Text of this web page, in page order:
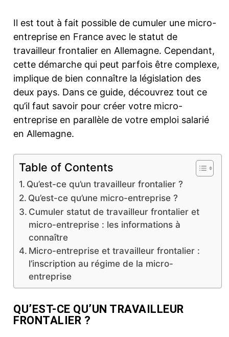
Il est tout à fait possible de cumuler une micro-
entreprise en France avec le statut de
travailleur frontalier en Allemagne. Cependant,
cette démarche qui peut parfois être complexe,
implique de bien connaître la législation des
deux pays. Dans ce guide, découvrez tout ce
qu’il faut savoir pour créer votre micro-
entreprise en parallèle de votre emploi salarié
en Allemagne.
Table of Contents
Qu’est-ce qu’un travailleur frontalier ?
Qu’est-ce qu’une micro-entreprise ?
Cumuler statut de travailleur frontalier et
micro-entreprise : les informations à
connaître
Micro-entreprise et travailleur frontalier :
l’inscription au régime de la micro-
entreprise
QU’EST-CE QU’UN TRAVAILLEUR
FRONTALIER ?